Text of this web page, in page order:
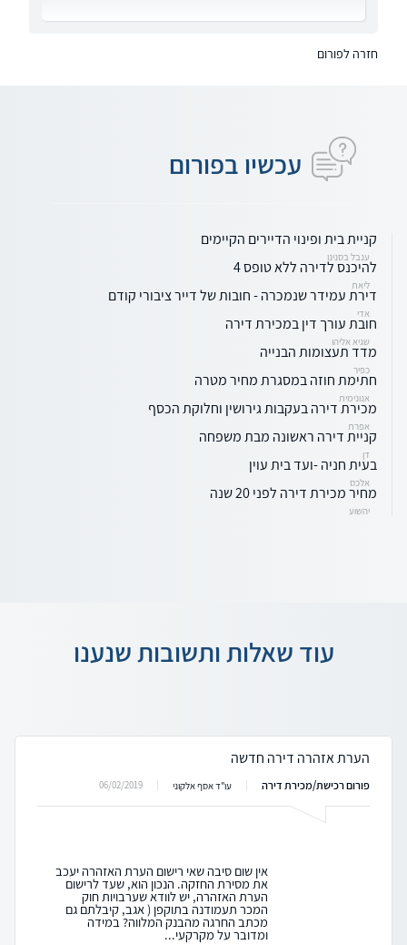
חזרה לפורום
עכשיו בפורום
קניית בית ופינוי הדיירים הקיימים
ענבל בסנינו
להיכנס לדירה ללא טופס 4
ליאת
דירת עמידר שנמכרה - חובות של דייר ציבורי קודם
אדי
חובת עורך דין במכירת דירה
שגיא אליהו
מדד תעצומות הבנייה
כפיר
חתימת חוזה במסגרת מחיר מטרה
אנונימית
מכירת דירה בעקבות גירושין וחלוקת הכסף
אפרת
קניית דירה ראשונה מבת משפחה
דן
בעית חניה -ועד בית עוין
אלכס
מחיר מכירת דירה לפני 20 שנה
יהשוע
עוד שאלות ותשובות שנענו
הערת אזהרה דירה חדשה
פורום רכישת/מכירת דירה עו"ד אסף אלקוני 06/02/2019
אין שום סיבה שאי רישום הערת האזהרה יעכב
את מסירת החזקה. הנכון הוא, שעד לרישום
הערת האזהרה, יש לוודא שערבויות חוק
המכר תעמודנה בתוקפן ( אגב, קיבלתם גם
מכתב החרגה מהבנק המלווה? במידה
ומדובר על מקרקעי...